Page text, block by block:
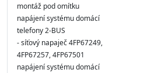
montáž pod omítku
napájení systému domácí
telefony 2-BUS
- síťový napaječ 4FP67249,
4FP67257, 4FP67501
napájení systému domácí